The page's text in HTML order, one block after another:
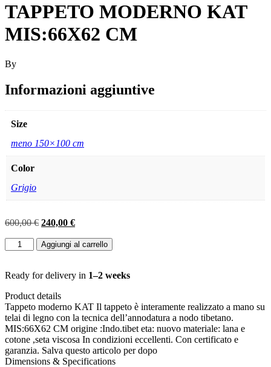
TAPPETO MODERNO KAT
MIS:66X62 CM
By
Informazioni aggiuntive
Size
meno 150×100 cm
Color
Grigio
600,00€ Il
originale
240,00 €Il
attuale
TAPPETO
MODERNO
MIS:66X62
quantità
Aggiungi al carrello
Ready for delivery in 1–2 weeks
Product details
Tappeto moderno KAT Il tappeto è interamente realizzato a mano su
telai di legno con la tecnica dell’annodatura a nodo tibetano.‎
MIS:66X62 CM origine :Indo.tibet eta: nuovo materiale: lana e
cotone ,seta viscosa In condizioni eccellenti. Con certificato e
garanzia. Salva questo articolo per dopo
Dimensions & Specifications